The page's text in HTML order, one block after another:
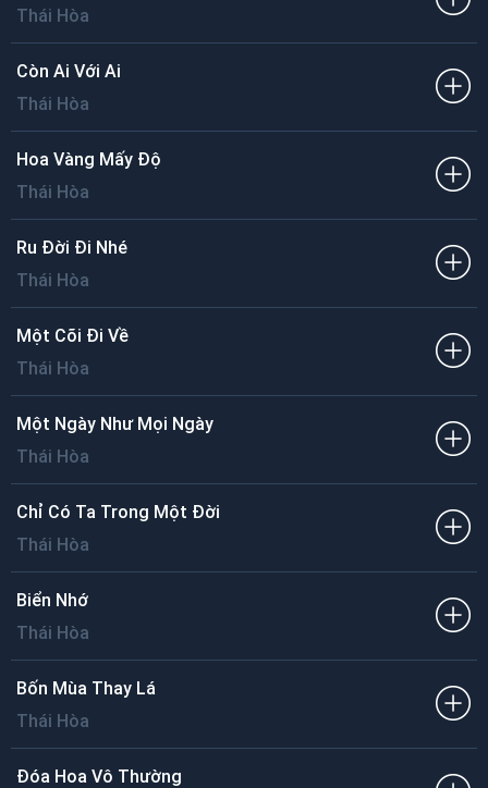
Thái Hòa
Còn Ai Với Ai
Thái Hòa
Hoa Vàng Mấy Độ
Thái Hòa
Ru Đời Đi Nhé
Thái Hòa
Một Cõi Đi Về
Thái Hòa
Một Ngày Như Mọi Ngày
Thái Hòa
Chỉ Có Ta Trong Một Đời
Thái Hòa
Biển Nhớ
Thái Hòa
Bốn Mùa Thay Lá
Thái Hòa
Đóa Hoa Vô Thường